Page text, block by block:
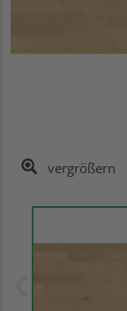
vergrößern